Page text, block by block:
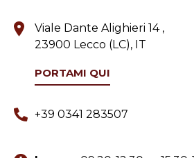
Viale Dante Alighieri 14 ,
23900 Lecco (LC), IT
PORTAMI QUI
+39 0341 283507